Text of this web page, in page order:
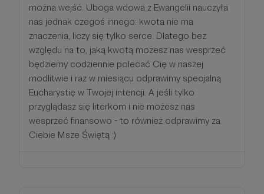
można wejść. Uboga wdowa z Ewangelii nauczyła
nas jednak czegoś innego: kwota nie ma
znaczenia, liczy się tylko serce. Dlatego bez
względu na to, jaką kwotą możesz nas wesprzeć
będziemy codziennie polecać Cię w naszej
modlitwie i raz w miesiącu odprawimy specjalną
Eucharystię w Twojej intencji. A jeśli tylko
przyglądasz się literkom i nie możesz nas
wesprzeć finansowo - to również odprawimy za
Ciebie Msze Świętą :)